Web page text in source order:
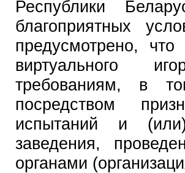
Республики
благоприятных
предусмотрено, что
виртуального
требованиям, в
посредством
испытаний и (или)
заведения,
органами